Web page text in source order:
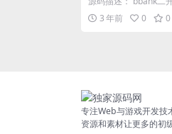
码
交易/法币交易/含PC端
图是...3 年前 0 0
专注Web与游戏开发技
资源和素材让更多的初